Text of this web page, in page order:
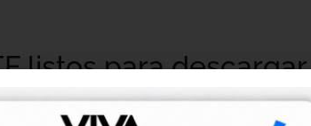
listos para descargar
, creados para talleres de impresión,